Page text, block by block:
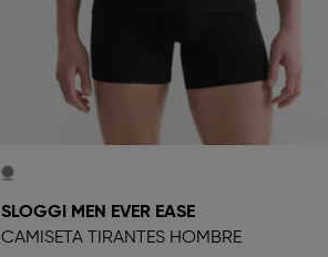
SLOGGI MEN EVER EASE
CAMISETA TIRANTES HOMBRE